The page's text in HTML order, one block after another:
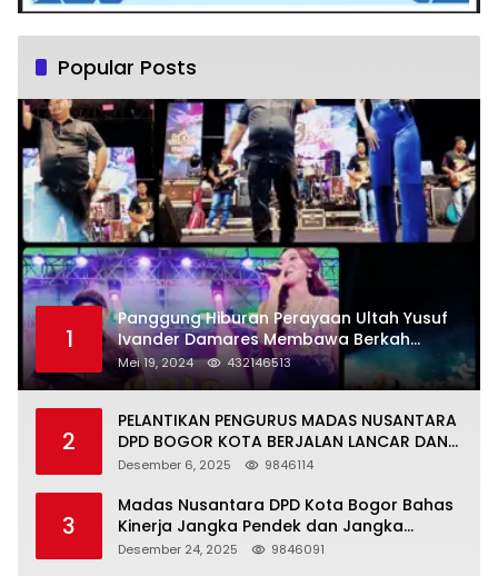
Popular Posts
1
Panggung Hiburan Perayaan Ultah Yusuf
Ivander Damares Membawa Berkah
Warga Kejapanan
Mei 19, 2024 432146513
2
PELANTIKAN PENGURUS MADAS NUSANTARA
DPD BOGOR KOTA BERJALAN LANCAR DAN
KHIDMAT
Desember 6, 2025 9846114
3
Madas Nusantara DPD Kota Bogor Bahas
Kinerja Jangka Pendek dan Jangka
Panjang
Desember 24, 2025 9846091